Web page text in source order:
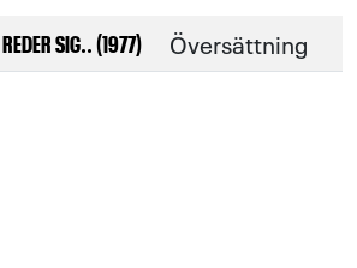
SIG.. (1977) Översättning